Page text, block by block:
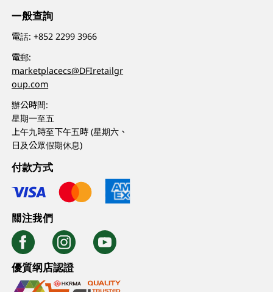
一般查詢
電話:+852 2299 3966
電郵:
marketplacecs@DFIretailgr
oup.com
辦公時間:
星期一至五
上午九時至下午五時 (星期六、
日及公眾假期休息)
付款方式
關注我們
優質纲店認證